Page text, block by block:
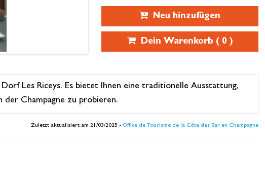
Neu hinzufügen
Dein Warenkorb ( 0 )
Les Riceys. Es bietet Ihnen eine traditionelle Ausstattung,
der Champagne zu probieren.
Zuletzt aktualisiert am 21/03/2025 - Office de Tourisme de la Côte des Bar en Champagne